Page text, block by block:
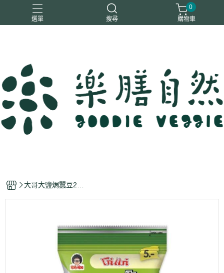
選單 搜尋
一樂鶴
0
購物車
大哥大鹽焗蠶豆20